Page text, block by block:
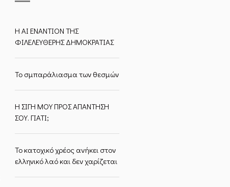
Η ΑΙ ΕΝΑΝΤΙΟΝ ΤΗΣ
ΦΙΛΕΛΕΥΘΕΡΗΣ ΔΗΜΟΚΡΑΤΙΑΣ
Το σμπαράλιασμα των θεσμών
Η ΣΙΓΗ ΜΟΥ ΠΡΟΣ ΑΠΑΝΤΗΣΗ
ΣΟΥ. ΓΙΑΤΙ;
Το κατοχικό χρέος ανήκει στον
ελληνικό λαό και δεν χαρίζεται